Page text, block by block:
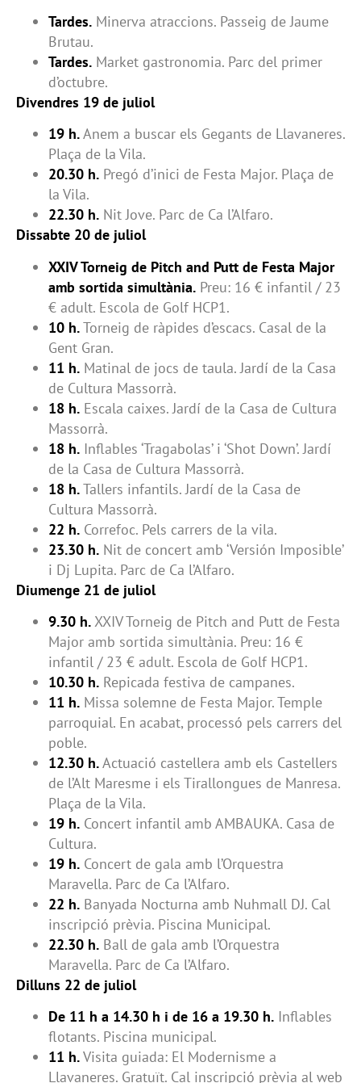
Tardes. Minerva atraccions. Passeig de Jaume
Brutau.
Tardes. Market gastronomia. Parc del primer
d’octubre.
Divendres 19 de juliol
19 h.Anem a buscar els Gegants de Llavaneres.
Plaça de la Vila.
20.30 h. Pregó d’inici de Festa Major. Plaça de
la Vila.
22.30 h. Nit Jove. Parc de Ca l’Alfaro.
Dissabte 20 de juliol
XXIV Torneig de Pitch and Putt de Festa Major
amb sortida simultània. Preu: 16 € infantil / 23
€ adult. Escola de Golf HCP1.
10 h.Torneig de ràpides d’escacs. Casal de la
Gent Gran.
11 h. Matinal de jocs de taula. Jardí de la Casa
de Cultura Massorrà.
18 h. Escala caixes. Jardí de la Casa de Cultura
Massorrà.
18 h. Inflables ‘Tragabolas’ i ‘Shot Down’. Jardí
de la Casa de Cultura Massorrà.
18 h.Tallers infantils. Jardí de la Casa de
Cultura Massorrà.
22 h. Correfoc. Pels carrers de la vila.
23.30 h. Nit de concert amb ‘Versión Imposible’
i Dj Lupita. Parc de Ca l’Alfaro.
Diumenge 21 de juliol
9.30 h.XXIV Torneig de Pitch and Putt de Festa
Major amb sortida simultània. Preu: 16 €
infantil / 23 € adult. Escola de Golf HCP1.
10.30 h. Repicada festiva de campanes.
11 h. Missa solemne de Festa Major. Temple
parroquial. En acabat, processó pels carrers del
poble.
12.30 h.Actuació castellera amb els Castellers
de l’Alt Maresme i els Tirallongues de Manresa.
Plaça de la Vila.
19 h. Concert infantil amb AMBAUKA. Casa de
Cultura.
19 h. Concert de gala amb l’Orquestra
Maravella. Parc de Ca l’Alfaro.
22 h. Banyada Nocturna amb Nuhmall DJ. Cal
inscripció prèvia. Piscina Municipal.
22.30 h. Ball de gala amb l’Orquestra
Maravella. Parc de Ca l’Alfaro.
Dilluns 22 de juliol
De 11 h a 14.30 h i de 16 a 19.30 h. Inflables
flotants. Piscina municipal.
11 h.Visita guiada: El Modernisme a
Llavaneres. Gratuït. Cal inscripció prèvia al web